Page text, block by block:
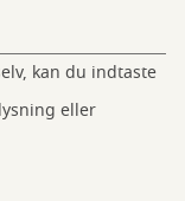
kan du indtaste
eller